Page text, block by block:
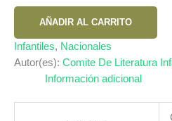
SUEÑA
ELLOS
cantidad
AÑADIR AL CARRITO
Infantiles, Nacionales
Autor(es): Comite De Literatura
Información adicional